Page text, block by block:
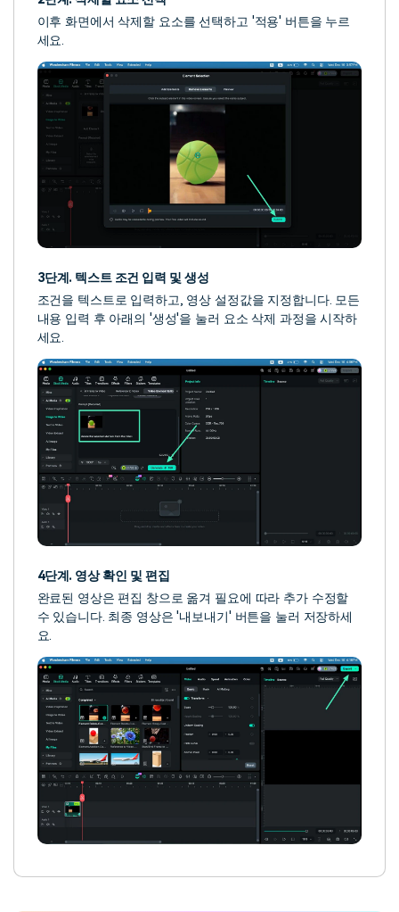
이후 화면에서 삭제할 요소를 선택하고 '적용' 버튼을 누르
세요.
3단계. 텍스트 조건 입력 및 생성
조건을 텍스트로 입력하고, 영상 설정값을 지정합니다. 모든
내용 입력 후 아래의 '생성'을 눌러 요소 삭제 과정을 시작하
세요.
4단계. 영상 확인 및 편집
완료된 영상은 편집 창으로 옮겨 필요에 따라 추가 수정할
수 있습니다. 최종 영상은 '내보내기' 버튼을 눌러 저장하세
요.